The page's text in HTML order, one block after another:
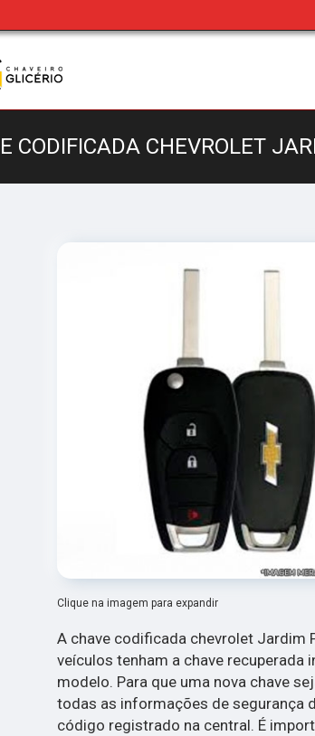
CODIFICADA CHEVROLET
Clique na imagem para expandir
A chave codificada chevrolet Jardim
veículos tenham a chave recuperada
modelo. Para que uma nova chave
todas as informações de segurança
código registrado na central. É